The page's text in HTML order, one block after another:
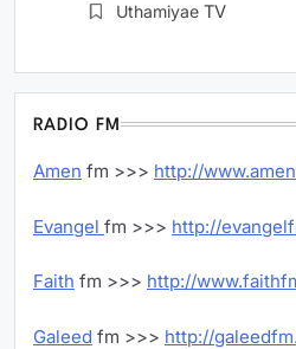
Uthamiyae TV
RADIO FM
Amen fm >>> http://
Evangel fm >>> http://
Faith fm >>> http://
Galeed fm >>> http://